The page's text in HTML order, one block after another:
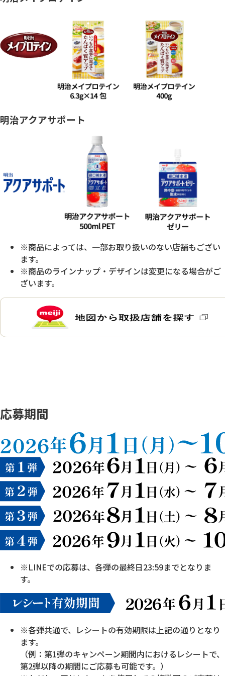
明治アクアサポート
※商品によっては、一部お取り扱いのない店舗もござい
ます。
※商品のラインナップ・デザインは変更になる場合がご
ざいます。
応募期間
※LINEでの応募は、各弾の最終日23:59までとなりま
す。
※各弾共通で、レシートの有効期限は上記の通りとなり
ます。
（例：第1弾のキャンペーン期間内におけるレシートで、
第2弾以降の期間にご応募も可能です。）